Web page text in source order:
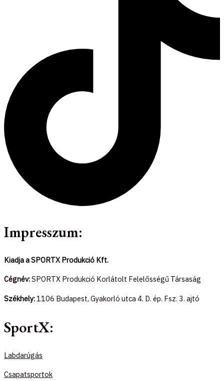
Impresszum:
Kiadja a SPORTX Produkció Kft.
Cégnév:SPORTX Produkció Korlátolt Felelősségű Társaság
Székhely:1106 Budapest, Gyakorló utca 4. D. ép. Fsz. 3. ajtó
SportX:
Labdarúgás
Csapatsportok